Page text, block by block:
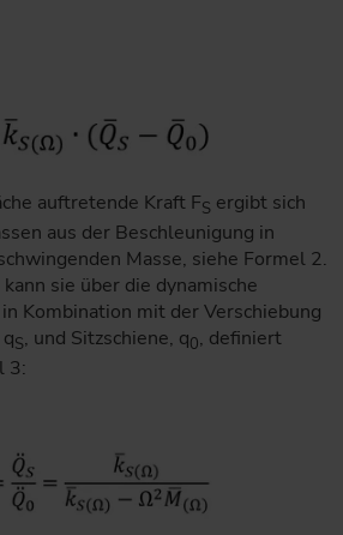
auftretende Kraft FS ergibt sich
aus der Beschleunigung in
Masse, siehe Formel 2.
sie über die dynamische
Kombination mit der Verschiebung
S, und Sitzschiene, q0, definiert
3: